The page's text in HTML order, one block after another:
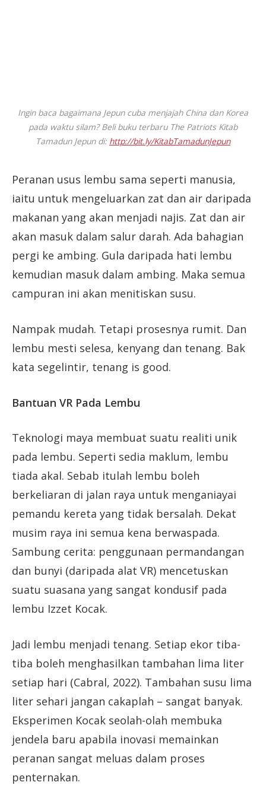
Ingin baca bagaimana Jepun cuba menjajah China dan Korea
pada waktu silam? Beli buku terbaru The Patriots Kitab
Tamadun Jepun di: http://bit.ly/KitabTamadunJepun
Peranan usus lembu sama seperti manusia,
iaitu untuk mengeluarkan zat dan air daripada
makanan yang akan menjadi najis. Zat dan air
akan masuk dalam salur darah. Ada bahagian
pergi ke ambing. Gula daripada hati lembu
kemudian masuk dalam ambing. Maka semua
campuran ini akan menitiskan susu.
Nampak mudah. Tetapi prosesnya rumit. Dan
lembu mesti selesa, kenyang dan tenang. Bak
kata segelintir, tenang is good.
Bantuan VR Pada Lembu
Teknologi maya membuat suatu realiti unik
pada lembu. Seperti sedia maklum, lembu
tiada akal. Sebab itulah lembu boleh
berkeliaran di jalan raya untuk menganiayai
pemandu kereta yang tidak bersalah. Dekat
musim raya ini semua kena berwaspada.
Sambung cerita: penggunaan permandangan
dan bunyi (daripada alat VR) mencetuskan
suatu suasana yang sangat kondusif pada
lembu Izzet Kocak.
Jadi lembu menjadi tenang. Setiap ekor tiba-
tiba boleh menghasilkan tambahan lima liter
setiap hari (Cabral, 2022). Tambahan susu lima
liter sehari jangan cakaplah – sangat banyak.
Eksperimen Kocak seolah-olah membuka
jendela baru apabila inovasi memainkan
peranan sangat meluas dalam proses
penternakan.